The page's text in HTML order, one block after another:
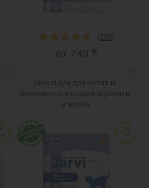
(209)
от 740 ₸
Jarvi пауч для котят и
беременных кошек (кусочки
в желе)